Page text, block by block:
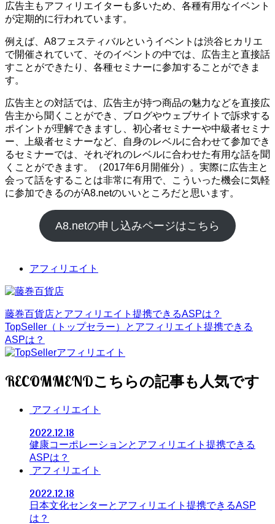
広告主もアフィリエイターも多いため、各種有用なイベント
が定期的に行われています。
例えば、A8フェスティバルというイベントは渋谷ヒカリエ
で開催されていて、そのイベントの中では、広告主と直接話
すことができたり、各種セミナーに参加することができま
す。
広告主との対話では、広告主が持つ商品の魅力などを直接広
告主から聞くことができ、ブログやウェブサイトで訴求する
ポイントが理解できますし、初心者セミナーや中級者セミナ
ー、上級者セミナーなど、自身のレベルに合わせて参加でき
るセミナーでは、それぞれのレベルに合わせた有用な話を聞
くことができます。（2017年6月開催分）。実際に広告主と
会って話をすることは非常に有用で、こういった機会に気軽
に参加できるのがA8.netのいいところだと思います。
A8.netの申し込みページはこちら
アフィリエイト
藤巻百貨店とアフィリエイト提携できるASPは？
TopSeller（トップセラー）とアフィリエイト提携できる
ASPは？
RECOMMEND
アフィリエイト
2022.12.18
健康コーポレーションとアフィリエイト提携できる
ASPは？
アフィリエイト
2022.12.18
日本文化センターとアフィリエイト提携できるASP
は？